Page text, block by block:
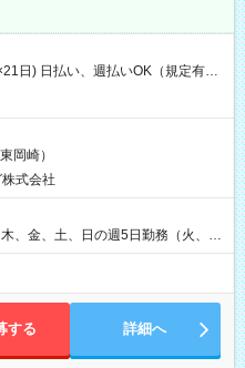
（規定有
し
岡崎）
式会社
、金、土、日の週5日勤務（火、水
始等、長期休暇有り！） ・ワンシ
月）
する 詳細へ